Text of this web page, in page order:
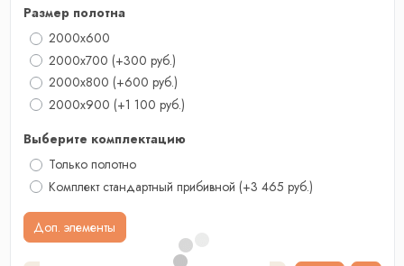
Размер полотна
2000x600
2000x700 (+300 руб.)
2000х800 (+600 руб.)
2000x900 (+1 100 руб.)
Выберите комплектацию
Только полотно
Комплект стандартный прибивной (+3 465 руб.)
Доп. элементы